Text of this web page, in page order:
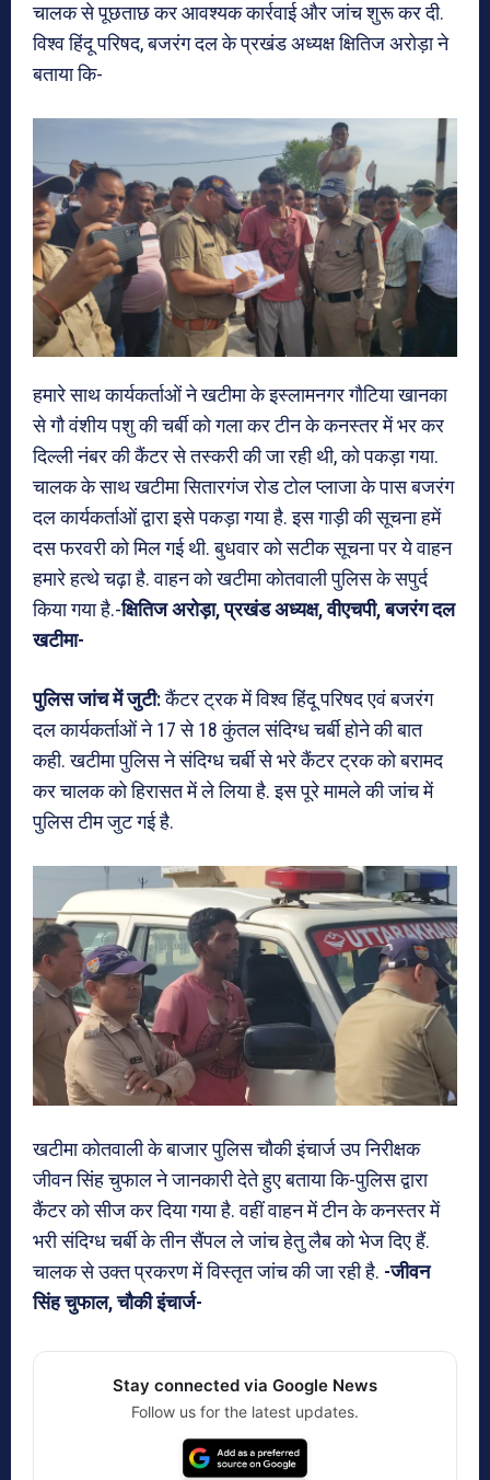
चालक से पूछताछ कर आवश्यक कार्रवाई और जांच शुरू कर दी.
विश्व हिंदू परिषद, बजरंग दल के प्रखंड अध्यक्ष क्षितिज अरोड़ा ने
बताया कि-
हमारे साथ कार्यकर्ताओं ने खटीमा के इस्लामनगर गौटिया खानका
से गौ वंशीय पशु की चर्बी को गला कर टीन के कनस्तर में भर कर
दिल्ली नंबर की कैंटर से तस्करी की जा रही थी, को पकड़ा गया.
चालक के साथ खटीमा सितारगंज रोड टोल प्लाजा के पास बजरंग
दल कार्यकर्ताओं द्वारा इसे पकड़ा गया है. इस गाड़ी की सूचना हमें
दस फरवरी को मिल गई थी. बुधवार को सटीक सूचना पर ये वाहन
हमारे हत्थे चढ़ा है. वाहन को खटीमा कोतवाली पुलिस के सपुर्द
किया गया है.-क्षितिज अरोड़ा, प्रखंड अध्यक्ष, वीएचपी, बजरंग दल
खटीमा-
पुलिस जांच में जुटी:कैंटर ट्रक में विश्व हिंदू परिषद एवं बजरंग
दल कार्यकर्ताओं ने 17 से 18 कुंतल संदिग्ध चर्बी होने की बात
कही. खटीमा पुलिस ने संदिग्ध चर्बी से भरे कैंटर ट्रक को बरामद
कर चालक को हिरासत में ले लिया है. इस पूरे मामले की जांच में
पुलिस टीम जुट गई है.
खटीमा कोतवाली के बाजार पुलिस चौकी इंचार्ज उप निरीक्षक
जीवन सिंह चुफाल ने जानकारी देते हुए बताया कि-पुलिस द्वारा
कैंटर को सीज कर दिया गया है. वहीं वाहन में टीन के कनस्तर में
भरी संदिग्ध चर्बी के तीन सैंपल ले जांच हेतु लैब को भेज दिए हैं.
चालक से उक्त प्रकरण में विस्तृत जांच की जा रही है. -जीवन
सिंह चुफाल, चौकी इंचार्ज-
Stay connected via Google News
Follow us for the latest updates.